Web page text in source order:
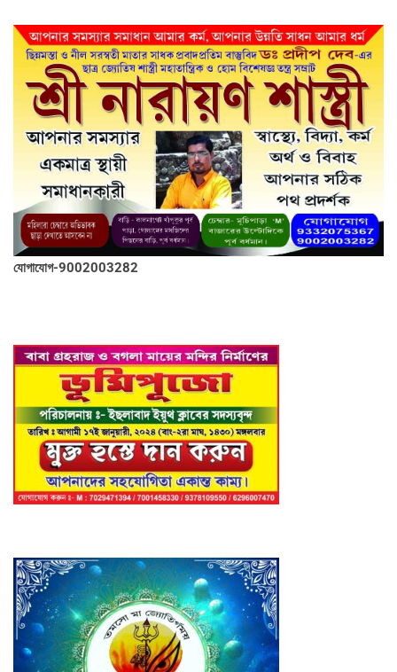
যোগাযোগ-9002003282